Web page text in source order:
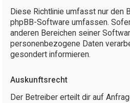
Diese Richtlinie umfasst nur den
phpBB-Software umfassen.
anderen Bereichen seiner
personenbezogene Daten
gesondert informieren.
Auskunftsrecht
Der Betreiber erteilt dir auf